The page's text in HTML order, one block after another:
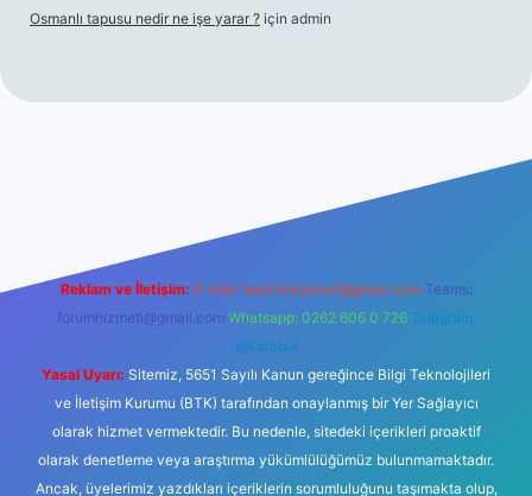
Osmanlı tapusu nedir ne işe yarar ? için admin
m elexbet
Reklam ve İletişim: E-mail: backlinkpaneli@gmail.com Teams:
forumhizmeti@gmail.com Whatsapp: 0262 606 0 726 Telegram:
@karabul
Yasal Uyarı: Sitemiz, 5651 Sayılı Kanun gereğince Bilgi Teknolojileri
ve İletişim Kurumu (BTK) tarafından onaylanmış bir Yer Sağlayıcı
olarak hizmet vermektedir. Bu nedenle, sitedeki içerikleri proaktif
olarak denetleme veya araştırma yükümlülüğümüz bulunmamaktadır.
Ancak, üyelerimiz yazdıkları içeriklerin sorumluluğunu taşımakta olup,